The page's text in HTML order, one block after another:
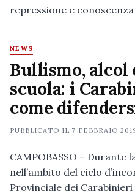
repressione e
NEWS
Bullismo, alcol
scuola: i
come
PUBBLICATO IL 7 FEBBRAIO
CAMPOBASSO – Durante
nell’ambito del ciclo
Provinciale dei Carabinieri